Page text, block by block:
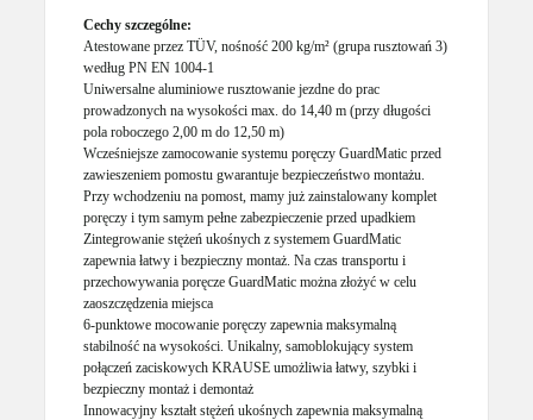
Cechy szczególne:
Atestowane przez TÜV, nośność 200 kg/m² (grupa rusztowań 3)
według PN EN 1004-1
Uniwersalne aluminiowe rusztowanie jezdne do prac
prowadzonych na wysokości max. do 14,40 m (przy długości
pola roboczego 2,00 m do 12,50 m)
Wcześniejsze zamocowanie systemu poręczy GuardMatic przed
zawieszeniem pomostu gwarantuje bezpieczeństwo montażu.
Przy wchodzeniu na pomost, mamy już zainstalowany komplet
poręczy i tym samym pełne zabezpieczenie przed upadkiem
Zintegrowanie stężeń ukośnych z systemem GuardMatic
zapewnia łatwy i bezpieczny montaż. Na czas transportu i
przechowywania poręcze GuardMatic można złożyć w celu
zaoszczędzenia miejsca
6-punktowe mocowanie poręczy zapewnia maksymalną
stabilność na wysokości. Unikalny, samoblokujący system
połączeń zaciskowych KRAUSE umożliwia łatwy, szybki i
bezpieczny montaż i demontaż
Innowacyjny kształt stężeń ukośnych zapewnia maksymalną